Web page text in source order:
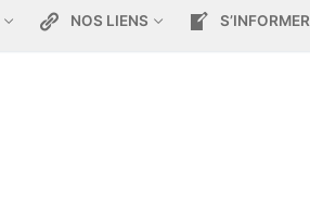
NOS LIENS S’INFORMER